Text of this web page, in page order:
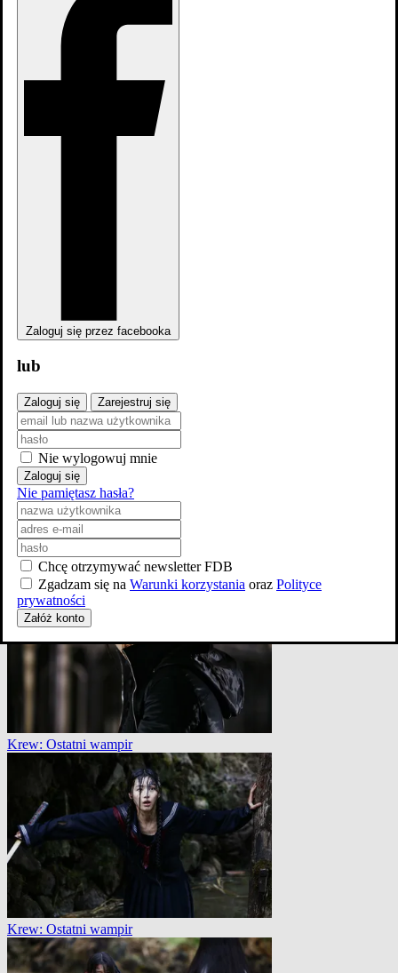
Krew: Ostatni wampir
Krew: Ostatni wampir
Krew: Ostatni wampir
Krew: Ostatni wampir
Zaloguj się przez facebooka
lub
Zaloguj się Zarejestruj się
Nie wylogowuj mnie
Zaloguj się
Nie pamiętasz hasła?
Chcę otrzymywać newsletter FDB
Zgadzam się na Warunki korzystania oraz Polityce
prywatności
Załóż konto